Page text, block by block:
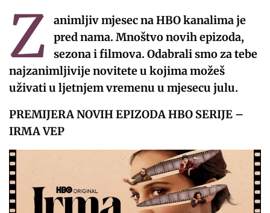
Z
animljiv mjesec na HBO kanalima je
pred nama. Mnoštvo novih epizoda,
sezona i filmova. Odabrali smo za tebe
najzanimljivije novitete u kojima možeš
uživati u ljetnjem vremenu u mjesecu julu.
PREMIJERA NOVIH EPIZODA HBO SERIJE –
IRMA VEP